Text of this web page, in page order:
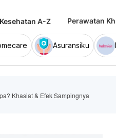
A-Z Perawatan
Asuransiku
Khasiat & Efek Sampingnya